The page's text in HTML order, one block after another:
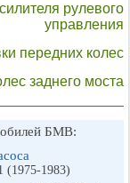
рулевого
управления
передних колес
заднего моста
БМВ:
(1975-1983)